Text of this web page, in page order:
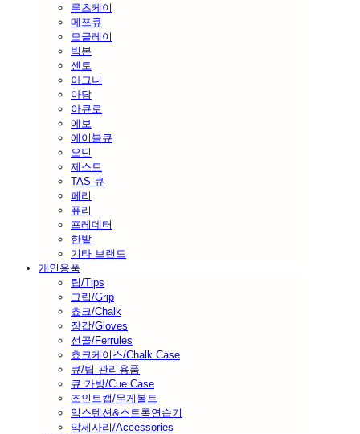
루츠케이
메쯔큐
모글레이
빅본
센토
아그니
아담
아큐로
에보
에이블큐
오딘
제스트
TAS 큐
페리
퓨리
프레데터
한밭
기타 브랜드
개인용품
팁/Tips
그립/Grip
쵸크/Chalk
장갑/Gloves
선골/Ferrules
쵸크케이스/Chalk Case
큐/팁 관리용품
큐 가방/Cue Case
조인트캡/무게볼트
익스텐션&스트록연습기
악세사리/Accessories